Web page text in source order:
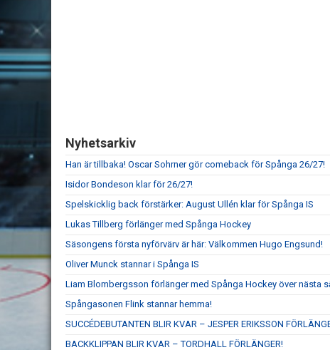
Nyhetsarkiv
Han är tillbaka! Oscar Sohrner gör comeback för Spånga 26/27!
Isidor Bondeson klar för 26/27!
Spelskicklig back förstärker: August Ullén klar för Spånga IS
Lukas Tillberg förlänger med Spånga Hockey
Säsongens första nyförvärv är här: Välkommen Hugo Engsund!
Oliver Munck stannar i Spånga IS
Liam Blombergsson förlänger med Spånga Hockey över nästa
Spångasonen Flink stannar hemma!
SUCCÉDEBUTANTEN BLIR KVAR – JESPER ERIKSSON
BACKKLIPPAN BLIR KVAR – TORDHALL FÖRLÄNGER!